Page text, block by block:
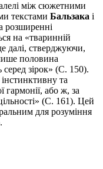
між сюжетними
текстами Бальзака і
розширенні
на «тваринній
далі, стверджуючи,
половина
зірок» (С. 150).
та
або ж, за
(С. 161). Цей
для розуміння